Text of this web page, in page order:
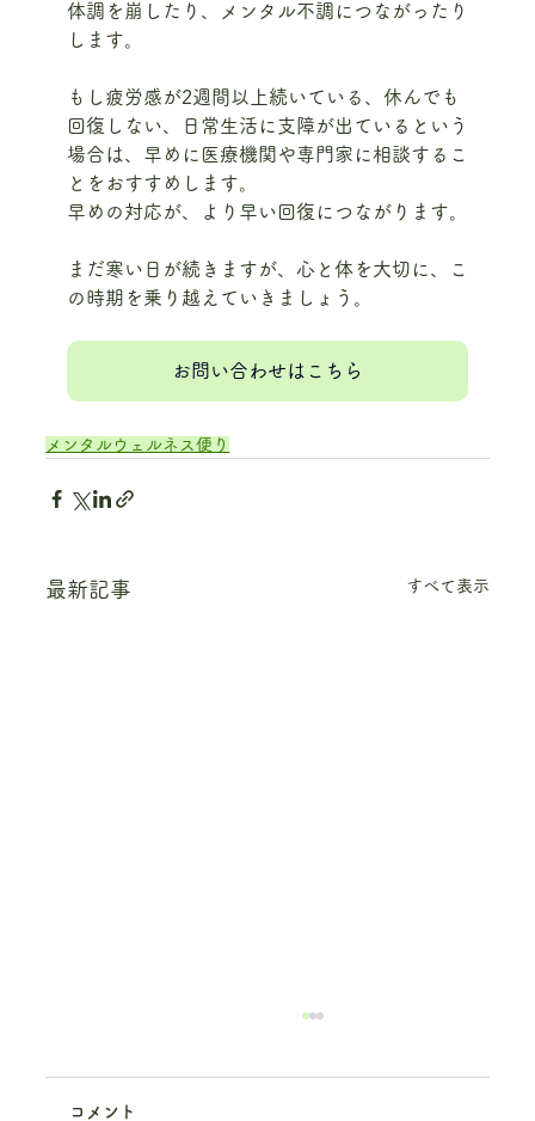
体調を崩したり、メンタル不調につながったり
します。
もし疲労感が2週間以上続いている、休んでも
回復しない、日常生活に支障が出ているという
場合は、早めに医療機関や専門家に相談するこ
とをおすすめします。
早めの対応が、より早い回復につながります。
まだ寒い日が続きますが、心と体を大切に、こ
の時期を乗り越えていきましょう。
お問い合わせはこちら
メンタルウェルネス便り
最新記事 すべて表示
コメント